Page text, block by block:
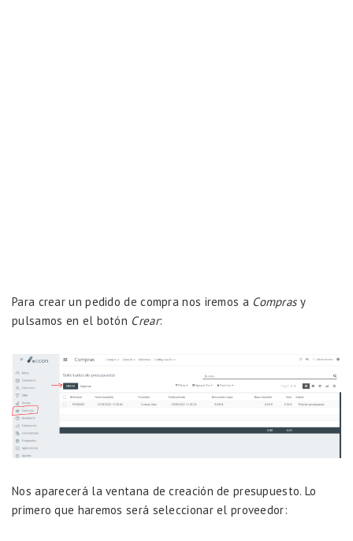
Para crear un pedido de compra nos iremos a Comprasy
pulsamos en el botón Crear:
Nos aparecerá la ventana de creación de presupuesto. Lo
primero que haremos será seleccionar el proveedor: